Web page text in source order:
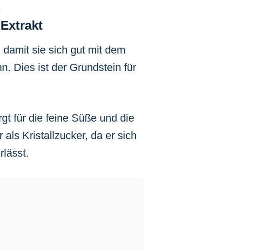
sie sich gut mit dem
Dies ist der Grundstein für
für die feine Süße und die
als Kristallzucker, da er sich